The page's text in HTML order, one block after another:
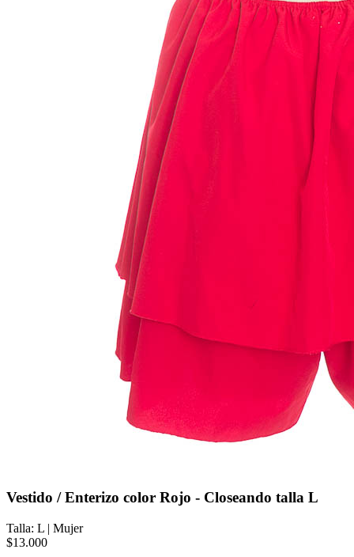
Vestido / Enterizo color Rojo - Closeando talla L
Talla: L | Mujer
$13.000